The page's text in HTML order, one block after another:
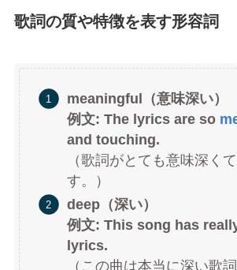
歌詞の質や特徴を表す形容詞
meaningful（意味深い）
例文: The lyrics are so
and touching.
（歌詞がとても意味深く
す。）
deep（深い）
例文: This song has
lyrics.
（この曲は本当に深い歌